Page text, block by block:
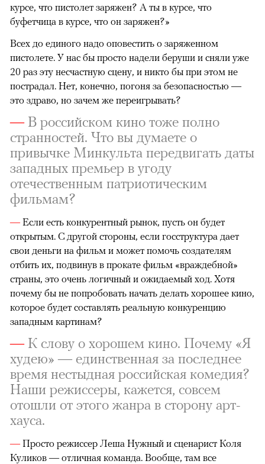
курсе, что пистолет заряжен? А ты в курсе, что
буфетчица в курсе, что он заряжен?»
Всех до единого надо оповестить о заряженном
пистолете. У нас бы просто надели беруши и сняли уже
20 раз эту несчастную сцену, и никто бы при этом не
пострадал. Нет, конечно, погоня за безопасностью —
это здраво, но зачем же переигрывать?
—В российском кино тоже полно
странностей. Что вы думаете о
привычке Минкульта передвигать даты
западных премьер в угоду
отечественным патриотическим
фильмам?
— Если есть конкурентный рынок, пусть он будет
открытым. С другой стороны, если госструктура дает
свои деньги на фильм и может помочь создателям
отбить их, подвинув в прокате фильм «враждебной»
страны, это очень логичный и ожидаемый ход. Хотя
почему бы не попробовать начать делать хорошее кино,
которое будет составлять реальную конкуренцию
западным картинам?
—К слову о хорошем кино. Почему «Я
худею» — единственная за последнее
время нестыдная российская комедия?
Наши режиссеры, кажется, совсем
отошли от этого жанра в сторону арт-
хауса.
— Просто режиссер Леша Нужный и сценарист Коля
Куликов — отличная команда. Вообще, там все